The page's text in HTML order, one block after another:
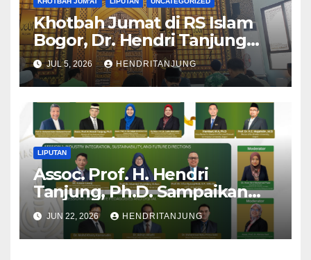
Khotbah Jumat di RS Islam
Bogor, Dr. Hendri Tanjung
Beberkan 3 Pilar Nutrisi
untuk Menghidupkan Jiwa
JUL 5, 2026 HENDRITANJUNG
LIPUTAN
Assoc. Prof. H. Hendri
Tanjung, Ph.D. Sampaikan
Keynote Address dalam
International Workshop
Pengajaran Manajemen
JUN 22, 2026 HENDRITANJUNG